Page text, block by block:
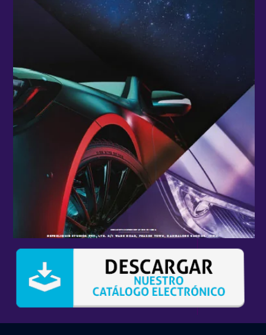
nuevas tecnologías de tintas y pigmentos, y por la
inspiración de los constructores en este campo tan
A la vanguardia de las tecnologías se encuentran
las pinturas de coche y moto desarrolladas por
Stardust. Sin embargo, estos efectos se aplican a
cualquier tipo de vehículo, pero también en
cualquier campo y en cualquier superficie. Las
pinturas técnicas y especiales permiten responder
a otras necesidades: los tratamientos específicos en
un campo de actividad, y los revestimientos
reactivos o con cambio de color...